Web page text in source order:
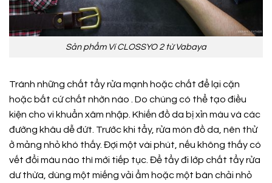
Sản phẩm Ví CLOSSYO 2 từ Vabaya
Tránh những chất tẩy rửa mạnh hoặc chất để lại cặn
hoặc bất cứ chất nhờn nào . Do chúng có thể tạo điều
kiện cho vi khuẩn xâm nhập. Khiến đồ da bị xỉn màu và các
đường khâu dễ đứt. Trước khi tẩy, rửa món đồ da, nên thử
ở mảng nhỏ khó thấy. Đợi một vài phút, nếu không thấy có
vết đổi màu nào thì mới tiếp tục. Để tẩy đi lớp chất tẩy rửa
dư thừa, dùng một miếng vải ẩm hoặc một bàn chải nhỏ